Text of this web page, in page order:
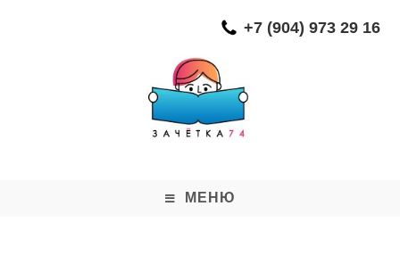
+7 (904) 973 29 16
МЕНЮ